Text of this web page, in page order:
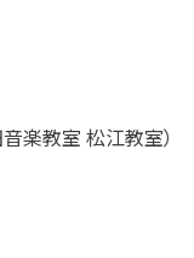
楽教室 松江教室）